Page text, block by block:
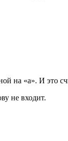
на «а». И это
не входит.